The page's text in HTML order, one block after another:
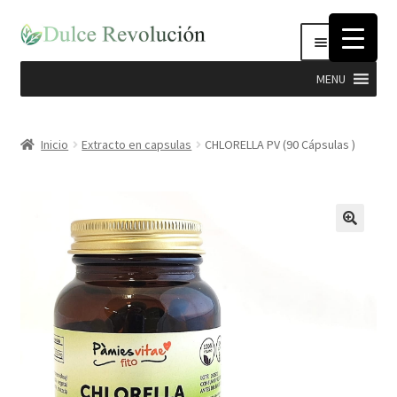
Ir
navegación
Ir
Menú
MENU
el
Complementos Nutricionales
Semillas
Stevia
Cosmética Natural e Higiene
Inicio Extracto en capsulas CHLORELLA PV (90 Cápsulas )